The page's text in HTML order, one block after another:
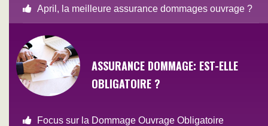
April, la meilleure assurance dommages ouvrage ?
ASSURANCE DOMMAGE: EST-ELLE
OBLIGATOIRE ?
Focus sur la Dommage Ouvrage Obligatoire